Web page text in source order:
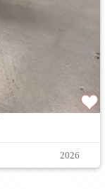
2026